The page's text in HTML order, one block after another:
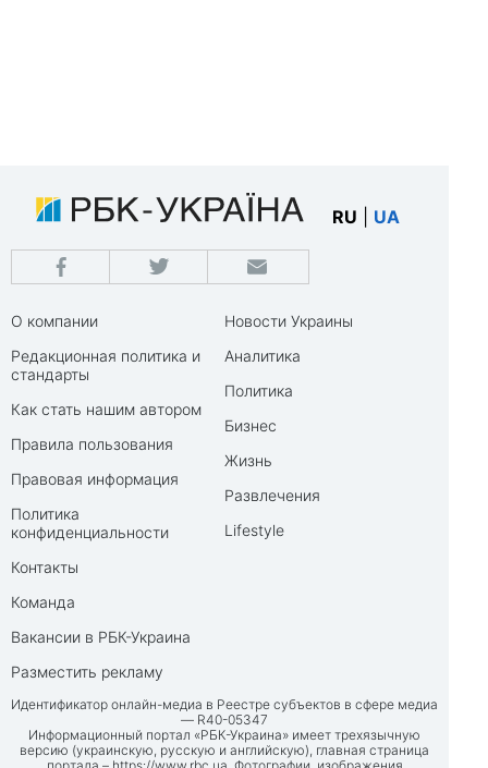
RU UA
О компании
Редакционная политика и
стандарты
Как стать нашим автором
Правила пользования
Правовая информация
Политика
конфиденциальности
Контакты
Команда
Вакансии в РБК-Украина
Разместить рекламу
Новости Украины
Аналитика
Политика
Бизнес
Жизнь
Развлечения
Lifestyle
Идентификатор онлайн-медиа в Реестре субъектов в сфере медиа
— R40-05347
Информационный портал «РБК-Украина» имеет трехязычную
версию (украинскую, русскую и английскую), главная страница